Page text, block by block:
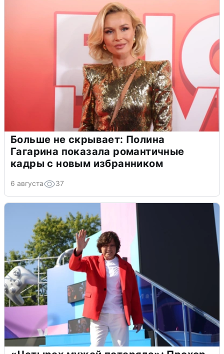
Больше не скрывает: Полина
Гагарина показала романтичные
кадры с новым избранником
6 августа 37